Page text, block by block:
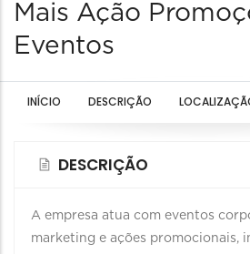
Mais Ação
Eventos
INÍCIO DESCRIÇÃO
DESCRIÇÃO
A empresa atua com eventos
marketing e ações promocionais,